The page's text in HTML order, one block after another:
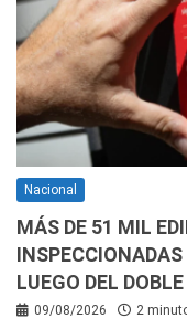
Nacional
MÁS DE 51 MIL
LUEGO DEL
09/08/2026 2